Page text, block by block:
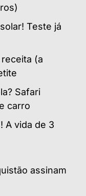
Teste já
(a
Safari
carro
A vida de 3
assinam